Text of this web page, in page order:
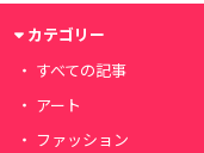
カテゴリー
すべての記事
アート
ファッション